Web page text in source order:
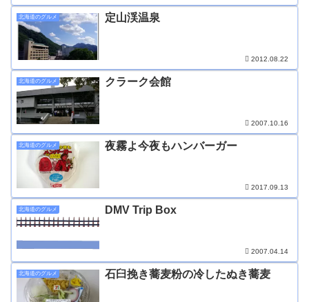
北海道のグルメ 定山渓温泉
2012.08.22
北海道のグルメ クラーク会館
2007.10.16
北海道のグルメ 夜霧よ今夜もハンバーガー
2017.09.13
北海道のグルメ DMV Trip Box
2007.04.14
北海道のグルメ 石臼挽き蕎麦粉の冷したぬき蕎麦